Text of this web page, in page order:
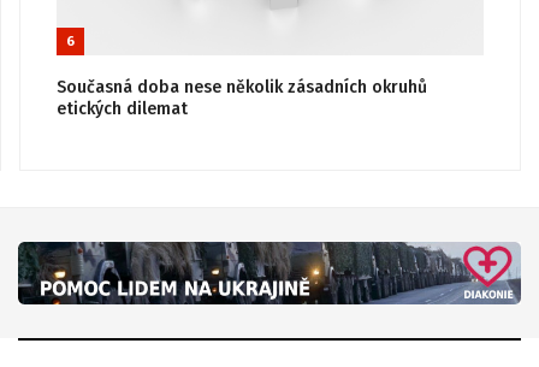
6
Současná doba nese několik zásadních okruhů
etických dilemat